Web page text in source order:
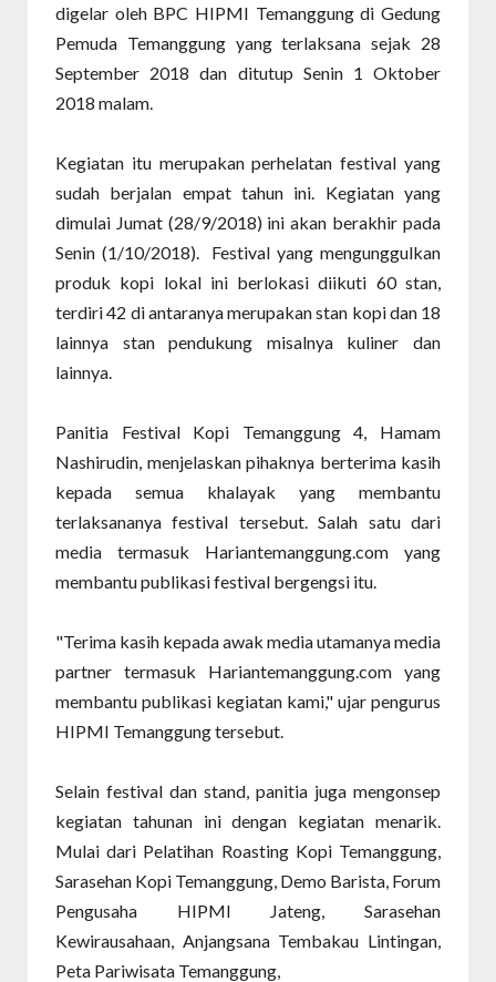
digelar oleh BPC HIPMI Temanggung di Gedung
Pemuda Temanggung yang terlaksana sejak 28
September 2018 dan ditutup Senin 1 Oktober
2018 malam.
Kegiatan itu merupakan perhelatan festival yang
sudah berjalan empat tahun ini. Kegiatan yang
dimulai Jumat (28/9/2018) ini akan berakhir pada
Senin (1/10/2018). Festival yang mengunggulkan
produk kopi lokal ini berlokasi diikuti 60 stan,
terdiri 42 di antaranya merupakan stan kopi dan 18
lainnya stan pendukung misalnya kuliner dan
lainnya.
Panitia Festival Kopi Temanggung 4, Hamam
Nashirudin, menjelaskan pihaknya berterima kasih
kepada semua khalayak yang membantu
terlaksananya festival tersebut. Salah satu dari
media termasuk Hariantemanggung.com yang
membantu publikasi festival bergengsi itu.
"Terima kasih kepada awak media utamanya media
partner termasuk Hariantemanggung.com yang
membantu publikasi kegiatan kami," ujar pengurus
HIPMI Temanggung tersebut.
Selain festival dan stand, panitia juga mengonsep
kegiatan tahunan ini dengan kegiatan menarik.
Mulai dari Pelatihan Roasting Kopi Temanggung,
Sarasehan Kopi Temanggung, Demo Barista, Forum
Pengusaha HIPMI Jateng, Sarasehan
Kewirausahaan, Anjangsana Tembakau Lintingan,
Peta Pariwisata Temanggung,